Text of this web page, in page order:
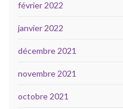
février 2022
janvier 2022
décembre 2021
novembre 2021
octobre 2021